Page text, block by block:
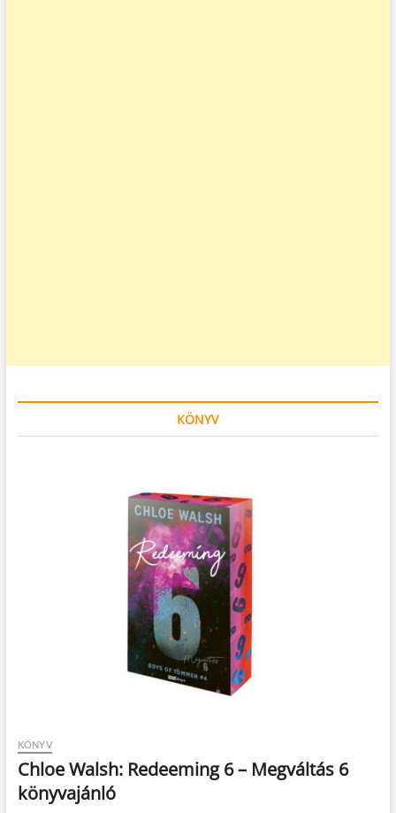
KÖNYV
KÖNYV
Chloe Walsh: Redeeming 6 – Megváltás 6
könyvajánló